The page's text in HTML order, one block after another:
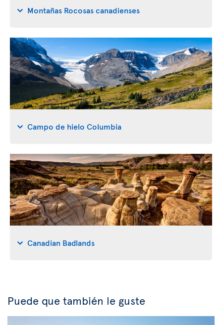
Montañas Rocosas canadienses
Campo de hielo Columbia
Canadian Badlands
Puede que también le guste